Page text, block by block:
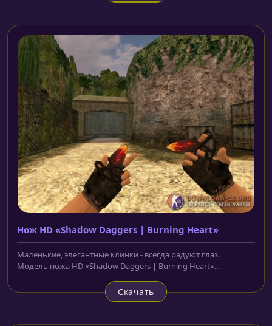
Нож HD «Shadow Daggers | Burning Heart»
Маленькие, элегантные клинки - всегда радуют глаз.
Модель ножа HD «Shadow Daggers | Burning Heart»...
Скачать